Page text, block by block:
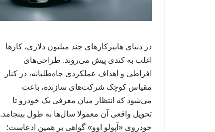
در دنیای هایپرکارهای چند میلیون دلاری، کارها
اغلب به کندی پیش می‌روند. طراحی‌های
افراطی و اهداف عملکردی جاه‌طلبانه، در کنار
مقیاس کوچک شرکت‌های سازنده، باعث
می‌شود که انتظار میان معرفی یک خودرو تا
تحویل واقعی آن معمولا سال‌ها به طول بینجامد.
خودروی «آپولو اوو» گواهی بر همین ادعاست؛